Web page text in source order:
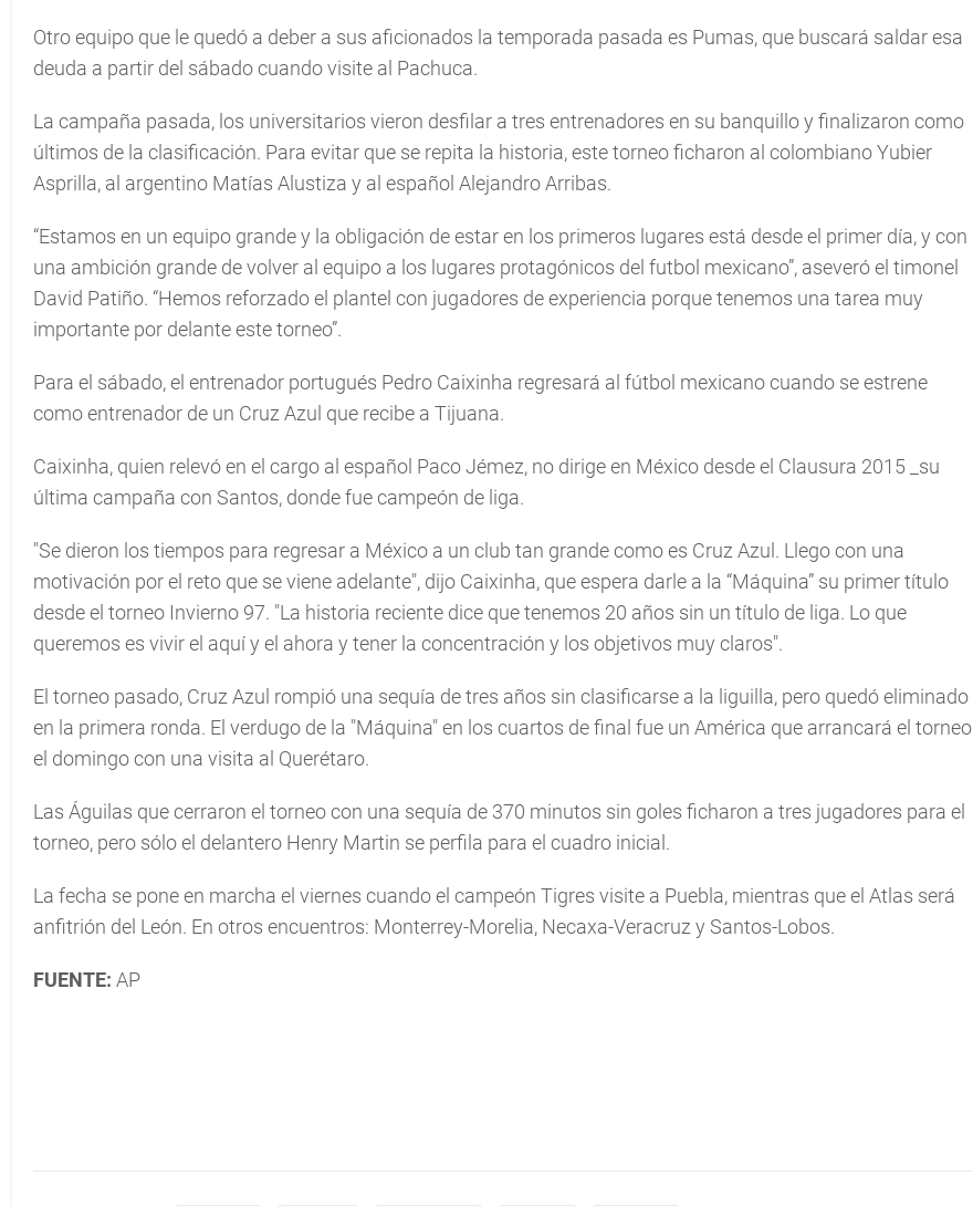
Otro equipo que le quedó a deber a sus aficionados la temporada pasada es Pumas, que buscará saldar esa
deuda a partir del sábado cuando visite al Pachuca.
La campaña pasada, los universitarios vieron desfilar a tres entrenadores en su banquillo y finalizaron como
últimos de la clasificación. Para evitar que se repita la historia, este torneo ficharon al colombiano Yubier
Asprilla, al argentino Matías Alustiza y al español Alejandro Arribas.
“Estamos en un equipo grande y la obligación de estar en los primeros lugares está desde el primer día, y con
una ambición grande de volver al equipo a los lugares protagónicos del futbol mexicano”, aseveró el timonel
David Patiño. “Hemos reforzado el plantel con jugadores de experiencia porque tenemos una tarea muy
importante por delante este torneo”.
Para el sábado, el entrenador portugués Pedro Caixinha regresará al fútbol mexicano cuando se estrene
como entrenador de un Cruz Azul que recibe a Tijuana.
Caixinha, quien relevó en el cargo al español Paco Jémez, no dirige en México desde el Clausura 2015 _su
última campaña con Santos, donde fue campeón de liga.
"Se dieron los tiempos para regresar a México a un club tan grande como es Cruz Azul. Llego con una
motivación por el reto que se viene adelante", dijo Caixinha, que espera darle a la “Máquina” su primer título
desde el torneo Invierno 97. "La historia reciente dice que tenemos 20 años sin un título de liga. Lo que
queremos es vivir el aquí y el ahora y tener la concentración y los objetivos muy claros".
El torneo pasado, Cruz Azul rompió una sequía de tres años sin clasificarse a la liguilla, pero quedó eliminado
en la primera ronda. El verdugo de la "Máquina" en los cuartos de final fue un América que arrancará el torneo
el domingo con una visita al Querétaro.
Las Águilas que cerraron el torneo con una sequía de 370 minutos sin goles ficharon a tres jugadores para el
torneo, pero sólo el delantero Henry Martin se perfila para el cuadro inicial.
La fecha se pone en marcha el viernes cuando el campeón Tigres visite a Puebla, mientras que el Atlas será
anfitrión del León. En otros encuentros: Monterrey-Morelia, Necaxa-Veracruz y Santos-Lobos.
FUENTE: AP